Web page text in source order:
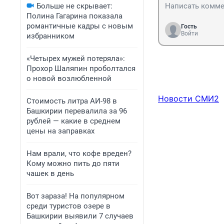
Больше не скрывает:
Полина Гагарина показала
романтичные кадры с новым
избранником
«Четырех мужей потеряла»:
Прохор Шаляпин проболтался
о новой возлюбленной
Стоимость литра АИ-98 в
Башкирии перевалила за 96
рублей — какие в среднем
цены на заправках
Нам врали, что кофе вреден?
Кому можно пить до пяти
чашек в день
Вот зараза! На популярном
среди туристов озере в
Башкирии выявили 7 случаев
Гость
Войти
Новости СМИ2